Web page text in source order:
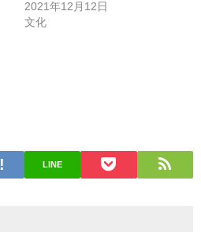
2021年12月12日
文化
LINE